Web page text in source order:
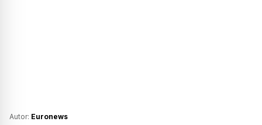
Autor: Euronews